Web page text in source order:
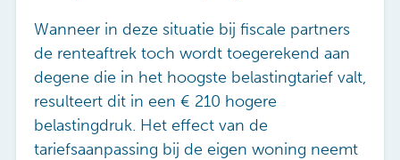
Wanneer in deze situatie bij fiscale partners
de renteaftrek toch wordt toegerekend aan
degene die in het hoogste belastingtarief valt,
resulteert dit in een € 210 hogere
belastingdruk. Het effect van de
tariefsaanpassing bij de eigen woning neemt